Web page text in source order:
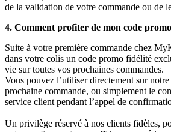
de la validation de votre commande ou de
4. Comment profiter de mon code
Suite à votre première commande chez
dans votre colis un code promo fidélité
vie sur toutes vos prochaines commandes.
Vous pouvez l’utiliser directement sur
prochaine commande, ou simplement le
service client pendant l’appel de
Un privilège réservé à nos clients fidèles,